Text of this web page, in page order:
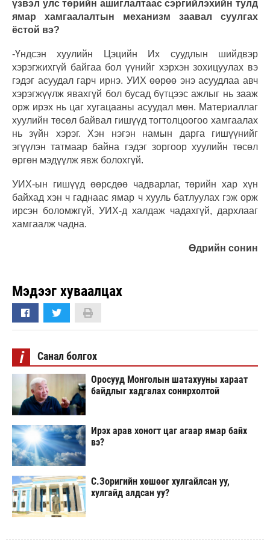
үзвэл улс төрийн ашиглалтаас сэргийлэхийн тулд
ямар хамгаалалтын механизм заавал суулгах
ёстой вэ?
-Үндсэн хуулийн Цэцийн Их суудлын шийдвэр
хэрэгжихгүй байгаа бол үүнийг хэрхэн зохицуулах вэ
гэдэг асуудал гарч ирнэ. УИХ өөрөө энэ асуудлаа авч
хэрэгжүүлж явахгүй бол бусад бүтцээс ажлыг нь зааж
орж ирэх нь цаг хугацааны асуудал мөн. Материаллаг
хуулийн төсөл байвал гишүүд тогтолцоогоо хамгаалах
нь зүйн хэрэг. Хэн нэгэн намын дарга гишүүнийг
эгүүлэн татмаар байна гэдэг зоргоор хуулийн төсөл
өргөн мэдүүлж явж болохгүй.
УИХ-ын гишүүд өөрсдөө чадварлаг, төрийн хар хүн
байхад хэн ч гаднаас ямар ч хууль батлуулах гэж орж
ирсэн боломжгүй, УИХ-д халдаж чадахгүй, дархлааг
хамгаалж чадна.
Өдрийн сонин
Мэдээг хуваалцах
i Санал болгох
Оросууд Монголын шатахууны хараат
байдлыг хадгалах сонирхолтой
Ирэх арав хоногт цаг агаар ямар байх
вэ?
С.Зоригийн хөшөөг хулгайлсан уу,
хулгайд алдсан уу?